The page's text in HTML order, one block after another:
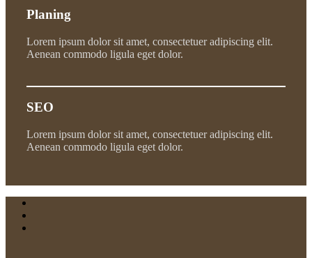
Planing
Lorem ipsum dolor sit amet, consectetuer adipiscing elit.
Aenean commodo ligula eget dolor.
SEO
Lorem ipsum dolor sit amet, consectetuer adipiscing elit.
Aenean commodo ligula eget dolor.